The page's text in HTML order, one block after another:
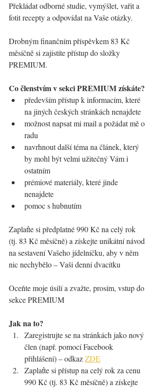
Překládat odborné studie, vymýšlet, vařit a
fotit recepty a odpovídat na Vaše otázky.
Drobným finančním příspěvkem 83 Kč
měsíčně si zajistíte přístup do složky
PREMIUM.
Co členstvím v sekci PREMIUM získáte?
především přístup k informacím, které
na jiných českých stránkách nenajdete
možnost napsat mi mail a požádat mě o
radu
navrhnout další téma na článek, který
by mohl být velmi užitečný Vám i
ostatním
prémiové materiály, které jinde
nenajdete
pomoc s hubnutím
Zaplaťte si předplatné 990 Kč na celý rok
(tj. 83 Kč měsíčně) a získejte unikátní návod
na sestavení Vašeho jídelníčku, aby v něm
nic nechybělo – Vaši denní dvacítku
Oceňte moje úsilí a zvažte, prosím, vstup do
sekce PREMIUM
Jak na to?
Zaregistrujte se na stránkách jako nový
člen (např. pomocí Facebook
přihlášení) – odkaz ZDE
Zaplaťte si přístup na celý rok za cenu
990 Kč (tj. 83 Kč měsíčně) a získejte